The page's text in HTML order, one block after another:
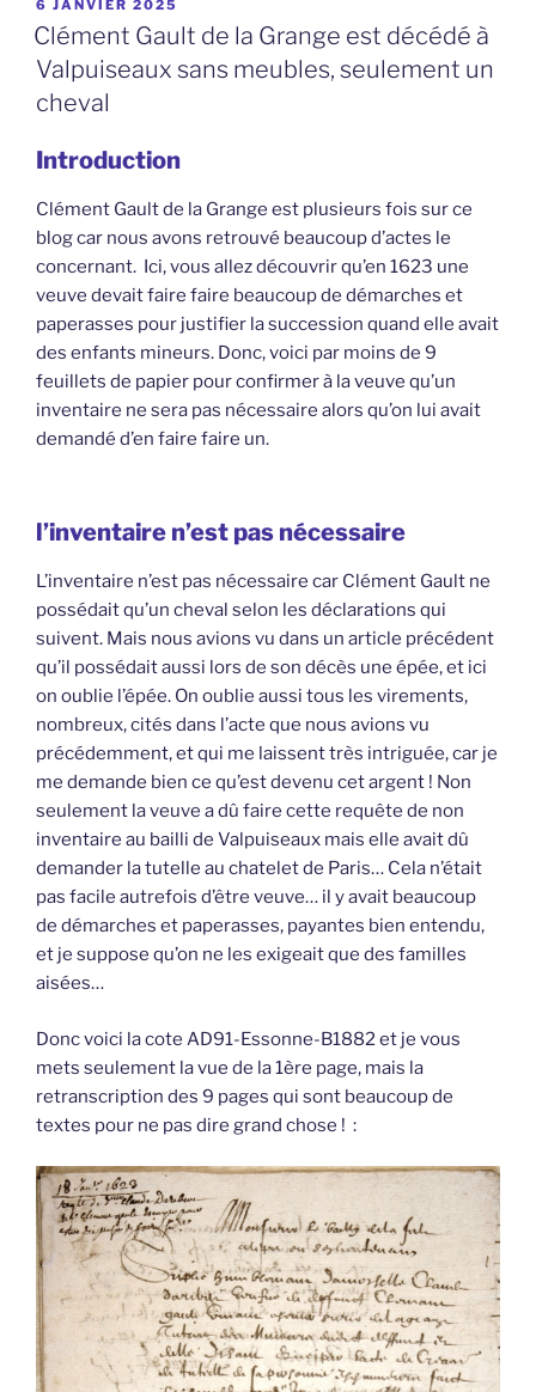
PUBLIÉ
LE
6 JANVIER 2025
Clément Gault de la Grange est décédé à
Valpuiseaux sans meubles, seulement un
cheval
Introduction
Clément Gault de la Grange est plusieurs fois sur ce
blog car nous avons retrouvé beaucoup d’actes le
concernant. Ici, vous allez découvrir qu’en 1623 une
veuve devait faire faire beaucoup de démarches et
paperasses pour justifier la succession quand elle avait
des enfants mineurs. Donc, voici par moins de 9
feuillets de papier pour confirmer à la veuve qu’un
inventaire ne sera pas nécessaire alors qu’on lui avait
demandé d’en faire faire un.
l’inventaire n’est pas nécessaire
L’inventaire n’est pas nécessaire car Clément Gault ne
possédait qu’un cheval selon les déclarations qui
suivent. Mais nous avions vu dans un article précédent
qu’il possédait aussi lors de son décès une épée, et ici
on oublie l’épée. On oublie aussi tous les virements,
nombreux, cités dans l’acte que nous avions vu
précédemment, et qui me laissent très intriguée, car je
me demande bien ce qu’est devenu cet argent ! Non
seulement la veuve a dû faire cette requête de non
inventaire au bailli de Valpuiseaux mais elle avait dû
demander la tutelle au chatelet de Paris… Cela n’était
pas facile autrefois d’être veuve… il y avait beaucoup
de démarches et paperasses, payantes bien entendu,
et je suppose qu’on ne les exigeait que des familles
aisées…
Donc voici la cote AD91-Essonne-B1882 et je vous
mets seulement la vue de la 1ère page, mais la
retranscription des 9 pages qui sont beaucoup de
textes pour ne pas dire grand chose ! :